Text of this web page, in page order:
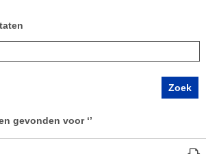
gevonden voor ‘’